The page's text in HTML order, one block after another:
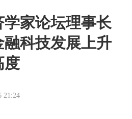
家论坛理事长
科技发展上升
度
21:24